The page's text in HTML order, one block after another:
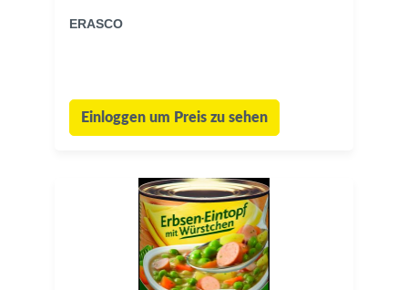
ERASCO
Einloggen um Preis zu sehen